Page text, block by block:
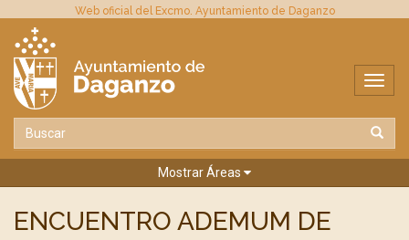
Web oficial del Excmo. Ayuntamiento de Daganzo
Mostrar Áreas
ENCUENTRO ADEMUM DE